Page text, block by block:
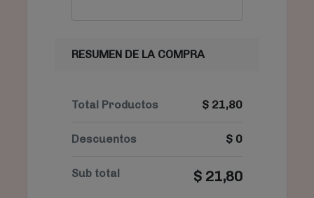
RESUMEN DE LA COMPRA
Total Productos $ 21,80
Descuentos $ 0
Sub total $ 21,80